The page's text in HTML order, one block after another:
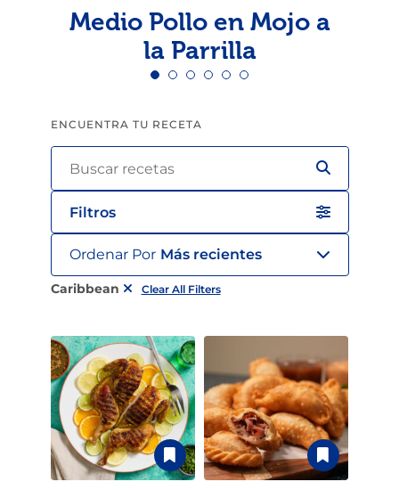
Medio Pollo en Mojo a
la Parrilla
ENCUENTRA TU RECETA
Filtros
Ordenar Por Más recientes
Caribbean Clear All Filters